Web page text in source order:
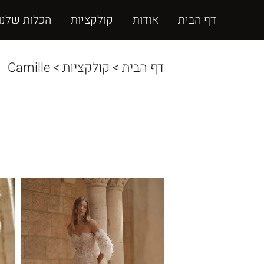
דף הבית אודות קולקציות הכלות
דף הבית>קולקציות>
Camille